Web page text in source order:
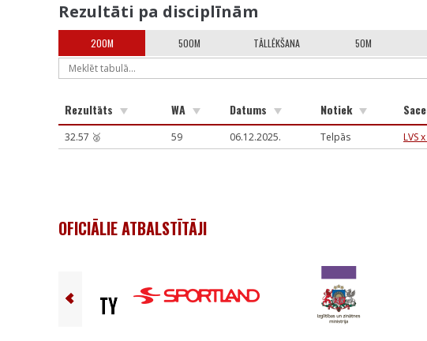
Rezultāti pa disciplīnām
200M 500M TĀLLĒKŠANA 50M
Rezultāts WA Datums Notiek
32.57 🥈 59 06.12.2025. Telpās LVS
OFICIĀLIE ATBALSTĪTĀJI